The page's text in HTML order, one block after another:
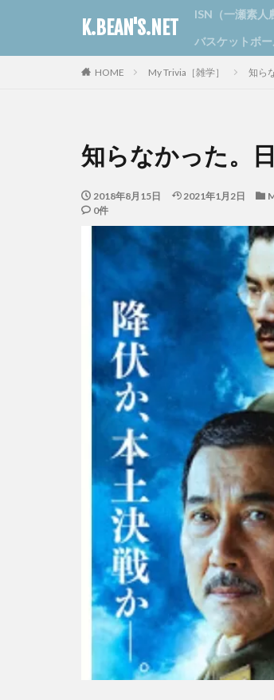
K.BEAN'S.NET
ISN（一瀬素人
バスケットボ
京丹波ブラッ
丹波ミニ
HOME My Trivia［雑学］ 知ら
知らなかった。
2018年8月15日 2021年1月2日
0件